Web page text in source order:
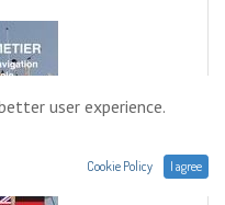
user experience.
Cookie Policy I agree